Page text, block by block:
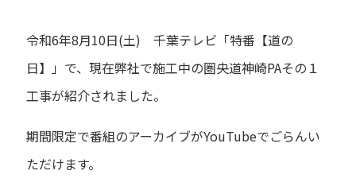
セキュリティポリシー
令和6年8月10日(土) 千葉テレビ「特番【道の
日】」で、現在弊社で施工中の圏央道神崎PAその１
工事が紹介されました。
期間限定で番組のアーカイブがYouTubeでごらんい
ただけます。